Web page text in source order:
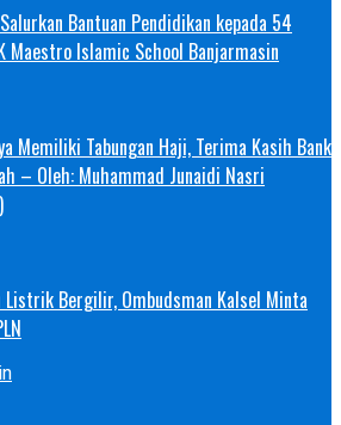
Bantuan Pendidikan kepada 54
Maestro Islamic School Banjarmasin
Memiliki Tabungan Haji, Terima Kasih Bank
– Oleh: Muhammad Junaidi Nasri
Listrik Bergilir, Ombudsman Kalsel Minta